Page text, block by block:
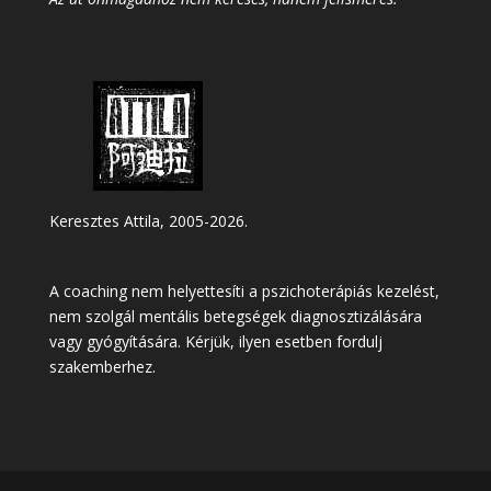
Keresztes Attila, 2005-2026.
A coaching nem helyettesíti a pszichoterápiás kezelést,
nem szolgál mentális betegségek diagnosztizálására
vagy gyógyítására. Kérjük, ilyen esetben fordulj
szakemberhez.